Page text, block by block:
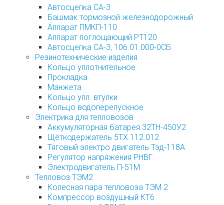
Автосцепка СА-3
Башмак тормозной железнодорожный
Аппарат ПМКП-110
Аппарат поглощающий РТ120
Автосцепка СА-3, 106.01.000-0СБ
Резинотехнические изделия
Кольцо уплотнительное
Прокладка
Манжета
Кольцо упл. втулки
Кольцо водоперепускное
Электрика для тепловозов
Аккумуляторная батарея 32ТН-450У2
Щёткодержатель 5ТХ.112.012
Тяговый электро двигатель Тэд-118А
Регулятор напряжения РНВГ
Электродвигатель П-51М
Тепловоз ТЭМ2
Колесная пара тепловоза ТЭМ 2
Компрессор воздушный КТ6